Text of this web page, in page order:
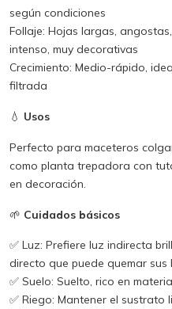
según condiciones
Follaje: Hojas largas,
intenso, muy decorativas
Crecimiento: Medio-rápido,
filtrada
💧 Usos
Perfecto para maceteros
como planta trepadora con
en decoración.
🌱 Cuidados básicos
✅ Luz: Prefiere luz indirecta
directo que puede quemar sus
✅ Suelo: Suelto, rico en
✅ Riego: Mantener el sustrato